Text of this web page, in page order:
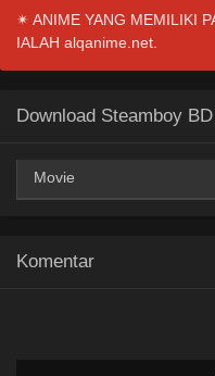
✴ ANIME YANG MEMILIKI
IALAH alqanime.net.
Download Steamboy
Movie
Komentar